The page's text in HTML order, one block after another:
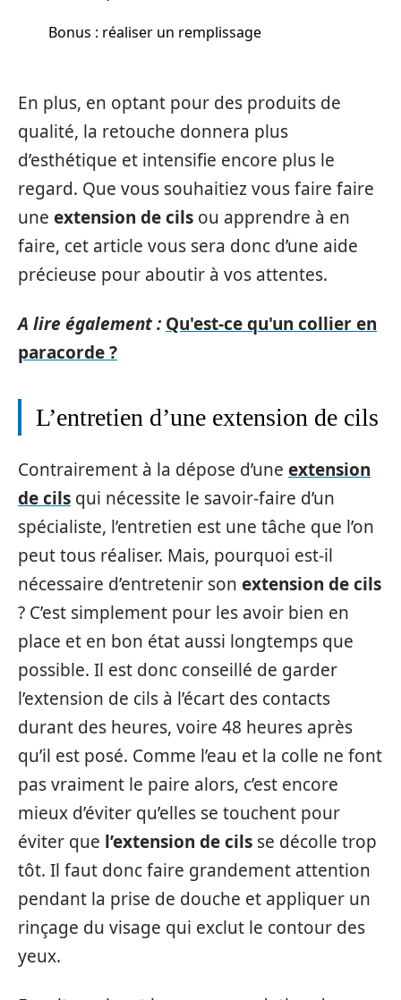
Bonus : réaliser un remplissage
En plus, en optant pour des produits de
qualité, la retouche donnera plus
d’esthétique et intensifie encore plus le
regard. Que vous souhaitiez vous faire faire
une extension de cils ou apprendre à en
faire, cet article vous sera donc d’une aide
précieuse pour aboutir à vos attentes.
A lire également : Qu'est-ce qu'un collier en
paracorde ?
L’entretien d’une extension de cils
Contrairement à la dépose d’une extension
de cils qui nécessite le savoir-faire d’un
spécialiste, l’entretien est une tâche que l’on
peut tous réaliser. Mais, pourquoi est-il
nécessaire d’entretenir son extension de cils
? C’est simplement pour les avoir bien en
place et en bon état aussi longtemps que
possible. Il est donc conseillé de garder
l’extension de cils à l’écart des contacts
durant des heures, voire 48 heures après
qu’il est posé. Comme l’eau et la colle ne font
pas vraiment le paire alors, c’est encore
mieux d’éviter qu’elles se touchent pour
éviter que l’extension de cils se décolle trop
tôt. Il faut donc faire grandement attention
pendant la prise de douche et appliquer un
rinçage du visage qui exclut le contour des
yeux.